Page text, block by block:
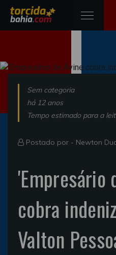
Sem categoria
há 12 anos
Tempo estimado para a
Postado por - Newton
'Empresário
cobra
Valton